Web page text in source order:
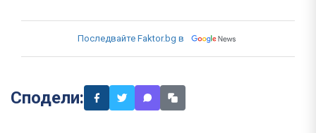
Последвайте Faktor.bg в
Сподели: